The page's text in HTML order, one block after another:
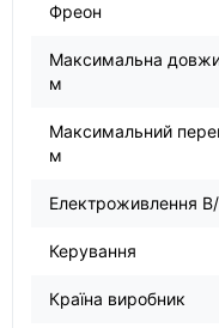
Фреон
Максимальна
м
Максимальний
м
Електроживлення
Керування
Країна виробник